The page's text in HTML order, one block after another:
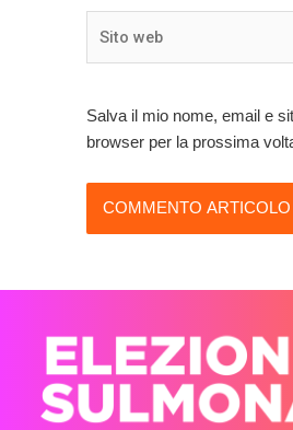
Salva il mio nome, email e
browser per la prossima